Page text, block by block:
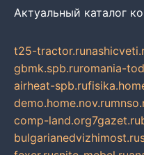
Актуальный каталог
t25-tractor.ru
gbmk.spb.ruromania-
airheat-spb.ru
demo.home.nov.ru
comp-land.org7gazet.ru
bulgarianedvizhimost.ru